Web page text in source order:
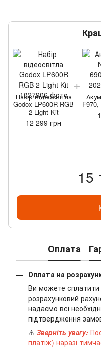
Набір відеосвітла
Godox LP600R RGB
2-Light Kit
12 299 грн
15
Оплата
Оплата на
Ви можете
розрахунковий
надаємо всі
підтвердження
⚠️ Зверніть увагу:
платіж) наразі